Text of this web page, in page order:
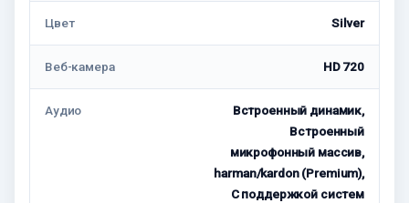
Цвет Silver
Веб-камера HD 720
Аудио
Встроенный динамик,
Встроенный
микрофонный массив,
harman/kardon (Premium),
С поддержкой систем